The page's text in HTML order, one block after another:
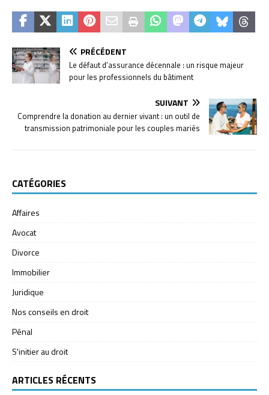
PRÉCÉDENT
Le défaut d’assurance décennale : un risque majeur
pour les professionnels du bâtiment
SUIVANT
Comprendre la donation au dernier vivant : un outil de
transmission patrimoniale pour les couples mariés
CATÉGORIES
Affaires
Avocat
Divorce
Immobilier
Juridique
Nos conseils en droit
Pénal
S'initier au droit
ARTICLES RÉCENTS